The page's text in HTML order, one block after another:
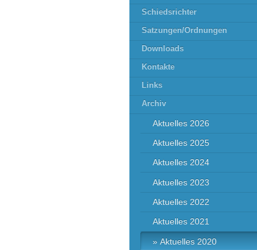
Schiedsrichter
Satzungen/Ordnungen
Downloads
Kontakte
Links
Archiv
Aktuelles 2026
Aktuelles 2025
Aktuelles 2024
Aktuelles 2023
Aktuelles 2022
Aktuelles 2021
Aktuelles 2020